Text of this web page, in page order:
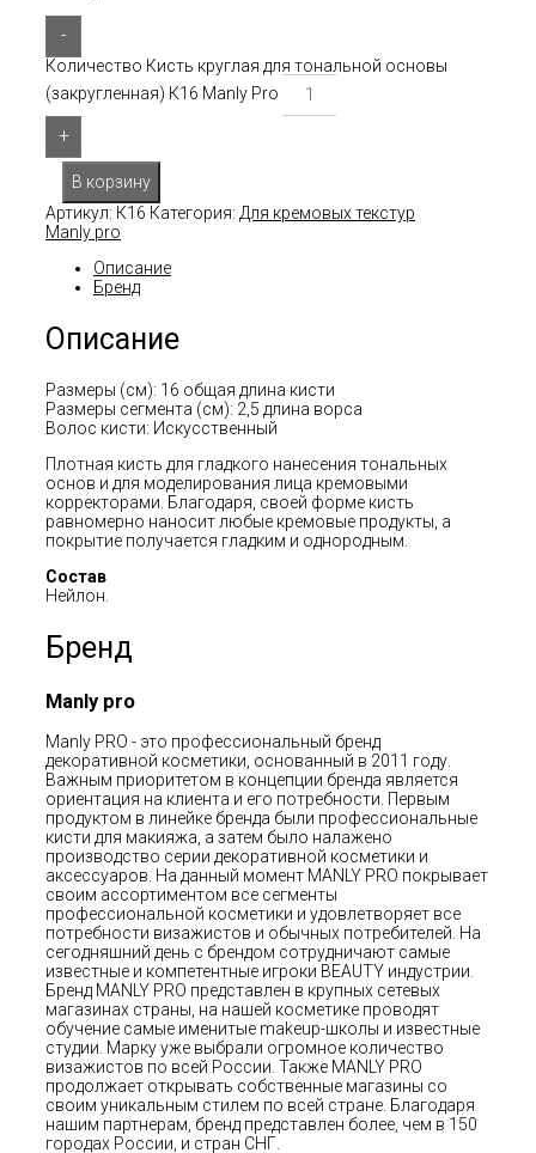
-
Количество Кисть круглая для тональной основы
(закругленная) К16 Manly Pro
+
В корзину
Артикул: К16 Категория: Для кремовых текстур
Manly pro
Описание
Бренд
Описание
Размеры (см): 16 общая длина кисти
Размеры сегмента (см): 2,5 длина ворса
Волос кисти: Искусственный
Плотная кисть для гладкого нанесения тональных
основ и для моделирования лица кремовыми
корректорами. Благодаря, своей форме кисть
равномерно наносит любые кремовые продукты, а
покрытие получается гладким и однородным.
Состав
Нейлон.
Бренд
Manly pro
Manly PRO - это профессиональный бренд
декоративной косметики, основанный в 2011 году.
Важным приоритетом в концепции бренда является
ориентация на клиента и его потребности. Первым
продуктом в линейке бренда были профессиональные
кисти для макияжа, а затем было налажено
производство серии декоративной косметики и
аксессуаров. На данный момент MANLY PRO покрывает
своим ассортиментом все сегменты
профессиональной косметики и удовлетворяет все
потребности визажистов и обычных потребителей. На
сегодняшний день с брендом сотрудничают самые
известные и компетентные игроки BEAUTY индустрии.
Бренд MANLY PRO представлен в крупных сетевых
магазинах страны, на нашей косметике проводят
обучение самые именитые makeup-школы и известные
студии. Марку уже выбрали огромное количество
визажистов по всей России. Также MANLY PRO
продолжает открывать собственные магазины со
своим уникальным стилем по всей стране. Благодаря
нашим партнерам, бренд представлен более, чем в 150
городах России, и стран СНГ.